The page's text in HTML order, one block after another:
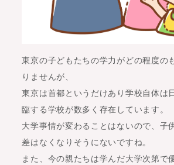
東京の子どもたちの学力がどの程度の
りませんが、
東京は首都というだけあり学校自体は
臨する学校が数多く存在しています。
大学事情が変わることはないので、子
差はなくなりそうにないですね。
また、今の親たちは学んだ大学次第で